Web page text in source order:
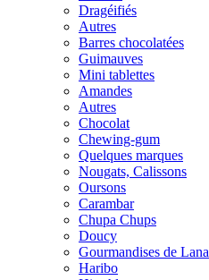
Dragéifiés
Autres
Barres chocolatées
Guimauves
Mini tablettes
Amandes
Autres
Chocolat
Chewing-gum
Quelques marques
Nougats, Calissons
Oursons
Carambar
Chupa Chups
Doucy
Gourmandises de Lana
Haribo